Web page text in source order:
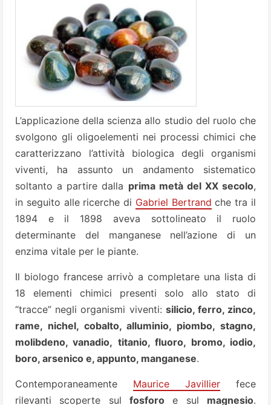
L’applicazione della scienza allo studio del ruolo che
svolgono gli oligoelementi nei processi chimici che
caratterizzano l’attività biologica degli organismi
viventi, ha assunto un andamento sistematico
soltanto a partire dalla prima metà del XX secolo,
in seguito alle ricerche di Gabriel Bertrand che tra il
1894 e il 1898 aveva sottolineato il ruolo
determinante del manganese nell’azione di un
enzima vitale per le piante.
Il biologo francese arrivò a completare una lista di
18 elementi chimici presenti solo allo stato di
“tracce” negli organismi viventi: silicio, ferro, zinco,
rame, nichel, cobalto, alluminio, piombo, stagno,
molibdeno, vanadio, titanio, fluoro, bromo, iodio,
boro, arsenico e, appunto, manganese.
Contemporaneamente Maurice Javillier fece
rilevanti scoperte sul fosforo e sul magnesio.